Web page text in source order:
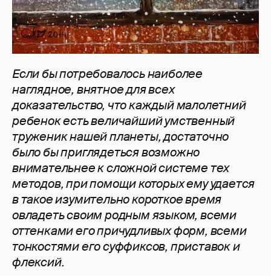
Если бы потребовалось наиболее
наглядное, внятное для всех
доказательство, что каждый малолетний
ребенок есть величайший умственный
труженик нашей планеты, достаточно
было бы приглядеться возможно
внимательнее к сложной системе тех
методов, при помощи которых ему удается
в такое изумительно короткое время
овладеть своим родным языком, всеми
оттенками его причудливых форм, всеми
тонкостями его суффиксов, приставок и
флексий.